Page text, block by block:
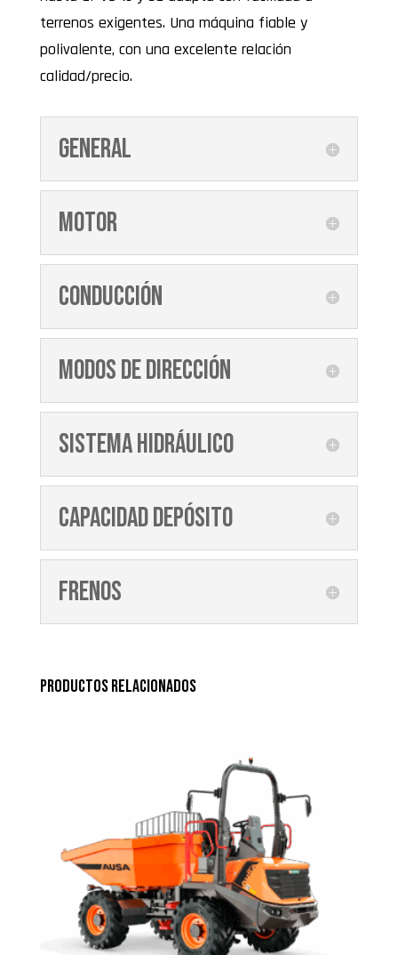
terrenos exigentes. Una máquina fiable y
polivalente, con una excelente relación
calidad/precio.
General
Motor
Conducción
Modos de dirección
Sistema hidráulico
Capacidad depósito
Frenos
Productos relacionados